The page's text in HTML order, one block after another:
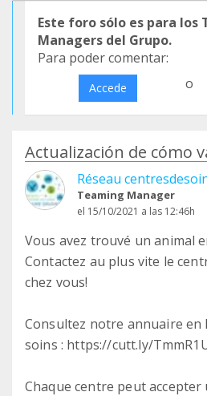
Este foro sólo es para los
Managers del Grupo.
Para poder comentar:
Accede o
Actualización de cómo
Réseau
Teaming Manager
el 15/10/2021 a las 12:46h
Vous avez trouvé un animal
Contactez au plus vite le
chez vous!
Consultez notre annuaire en
soins : https://cutt.ly/
Chaque centre peut